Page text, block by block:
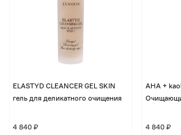
ELASTYD CLEANCER GEL SKIN
гель для деликатного очищения
4 840 ₽
AHA +
4 840 ₽